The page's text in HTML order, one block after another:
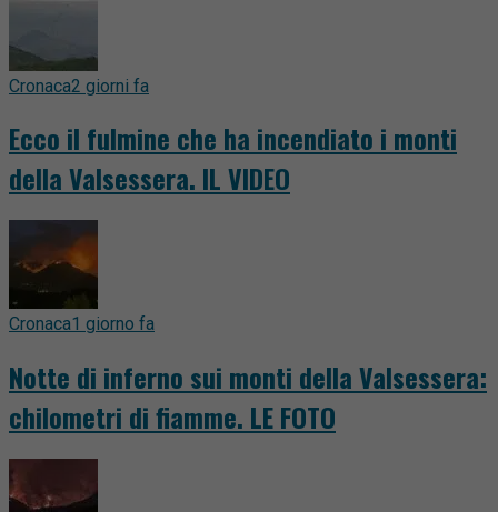
Cronaca2 giorni fa
Ecco il fulmine che ha incendiato i monti
della Valsessera. IL VIDEO
Cronaca1 giorno fa
Notte di inferno sui monti della Valsessera:
chilometri di fiamme. LE FOTO